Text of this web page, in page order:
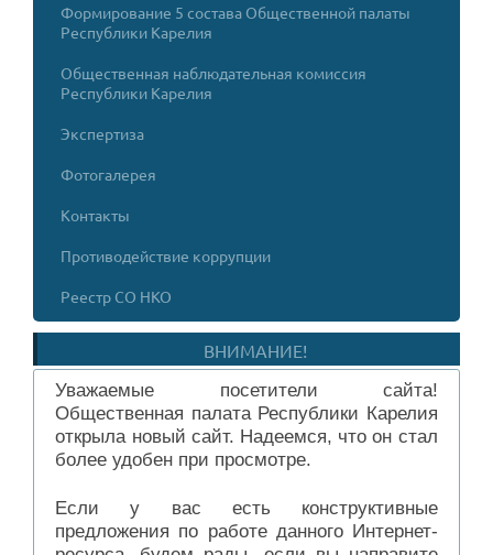
Формирование 5 состава Общественной палаты
Республики Карелия
Общественная наблюдательная комиссия
Республики Карелия
Экспертиза
Фотогалерея
Контакты
Противодействие коррупции
Реестр СО НКО
ВНИМАНИЕ!
Уважаемые посетители сайта!
Общественная палата Республики Карелия
открыла новый сайт. Надеемся, что он стал
более удобен при просмотре.
Если у вас есть конструктивные
предложения по работе данного Интернет-